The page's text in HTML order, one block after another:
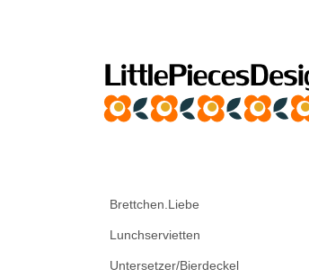
Brettchen.Liebe
Lunchservietten
Untersetzer/Bierdeckel